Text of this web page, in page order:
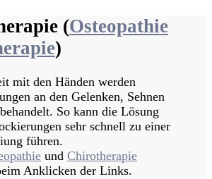
(Osteopathie
)
mit den Händen werden
an den Gelenken, Sehnen
So kann die Lösung
sehr schnell zu einer
führen.
und Chirotherapie
Anklicken der Links.